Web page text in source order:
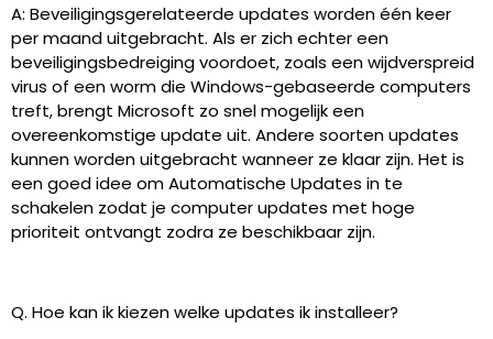
A: Beveiligingsgerelateerde updates worden één keer
per maand uitgebracht. Als er zich echter een
beveiligingsbedreiging voordoet, zoals een wijdverspreid
virus of een worm die Windows-gebaseerde computers
treft, brengt Microsoft zo snel mogelijk een
overeenkomstige update uit. Andere soorten updates
kunnen worden uitgebracht wanneer ze klaar zijn. Het is
een goed idee om Automatische Updates in te
schakelen zodat je computer updates met hoge
prioriteit ontvangt zodra ze beschikbaar zijn.
Q. Hoe kan ik kiezen welke updates ik installeer?